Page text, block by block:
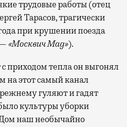
трудовые работы (отец
Тарасов, трагически
при крушении поезда
«Москвич Mag»).
приходом тепла он выгонял
на этот самый канал
гуляют и гадят
культуры уборки
наш необычайно